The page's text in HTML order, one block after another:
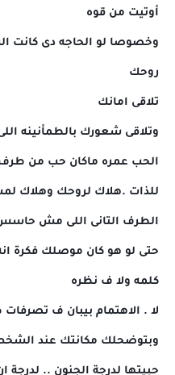
أوتيت من قوه
وخصوصا لو الحاجه دى كانت
روحك
تلاقى امانك
وتلاقى شعورك بالطمأنينه
الحب عمره ماكان حب من طرف
للذات .هلاك لروحك وهلاك
الطرف التانى اللى مش
حتى لو هو كان موصلك فكرة
كلمه ولا ف نظره
لا . الاهتمام بيبان ف تصرفات
وبتوضحلك مكانتك عند
حبيتها لدرجة الجنون ..